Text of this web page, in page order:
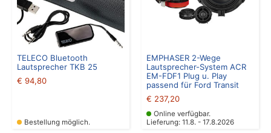
TELECO Bluetooth
Lautsprecher TKB 25
€ 94,80
Bestellung möglich.
EMPHASER 2-Wege
Lautsprecher-System ACR
EM-FDF1 Plug u. Play
passend für Ford Transit
€ 237,20
Online verfügbar.
Lieferung: 11.8. - 17.8.2026